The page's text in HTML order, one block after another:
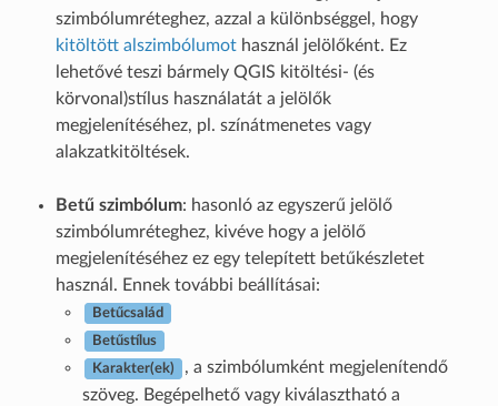
szimbólumréteghez, azzal a különbséggel, hogy
kitöltött alszimbólumothasznál jelölőként. Ez
lehetővé teszi bármely QGIS kitöltési- (és
körvonal)stílus használatát a jelölők
megjelenítéséhez, pl. színátmenetes vagy
alakzatkitöltések.
Betű szimbólum: hasonló az egyszerű jelölő
szimbólumréteghez, kivéve hogy a jelölő
megjelenítéséhez ez egy telepített betűkészletet
használ. Ennek további beállításai:
Betűcsalád
Betűstílus
Karakter(ek)
, a szimbólumként megjelenítendő
szöveg. Begépelhető vagy kiválasztható a